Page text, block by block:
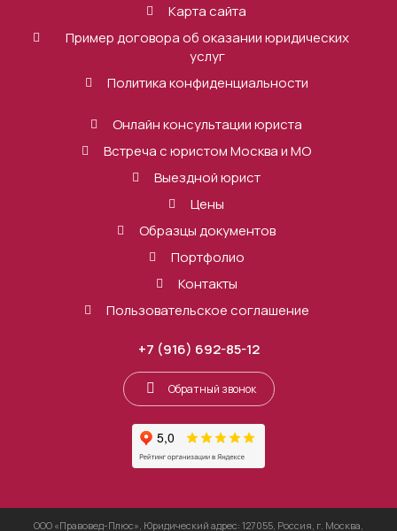
Карта сайта
Пример договора об оказании юридических
услуг
Политика конфиденциальности
Онлайн консультации юриста
Встреча с юристом Москва и МО
Выездной юрист
Цены
Образцы документов
Портфолио
Контакты
Пользовательское соглашение
+7 (916) 692-85-12
Обратный звонок
ООО «Правовед-Плюс», Юридический адрес: 127055, Россия, г. Москва,